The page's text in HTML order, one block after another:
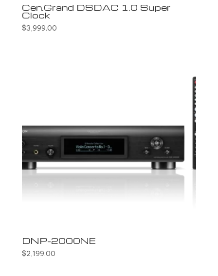
Cen.Grand DSDAC 1.0 Super
Clock
$3,999.00
DNP-2000NE
$2,199.00